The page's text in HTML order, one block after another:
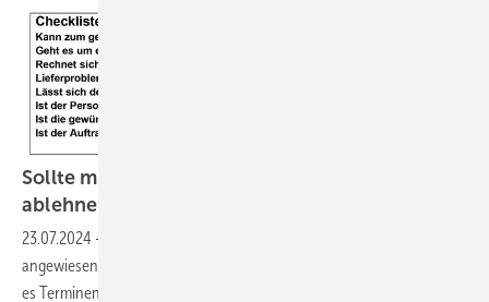
Sollte man Kleinaufträge annehmen oder
ablehnen?
23.07.2024 -
angewiesen, an jedem Kundenauftrag wirklich interessiert? Mal sind
es Terminengpässe, mal geht es um einen Problemkunden. Mal